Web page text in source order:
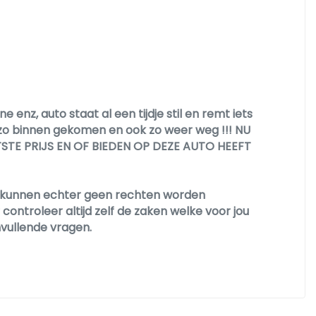
enz, auto staat al een tijdje stil en remt iets
gekomen en ook zo weer weg !!! NU
PRIJS EN OF BIEDEN OP DEZE AUTO HEEFT
echter geen rechten worden
altijd zelf de zaken welke voor jou
vragen.